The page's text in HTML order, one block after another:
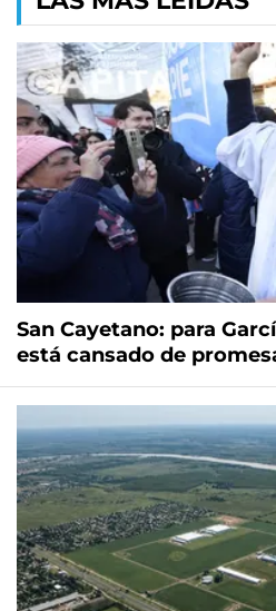
San Cayetano: para
está cansado de